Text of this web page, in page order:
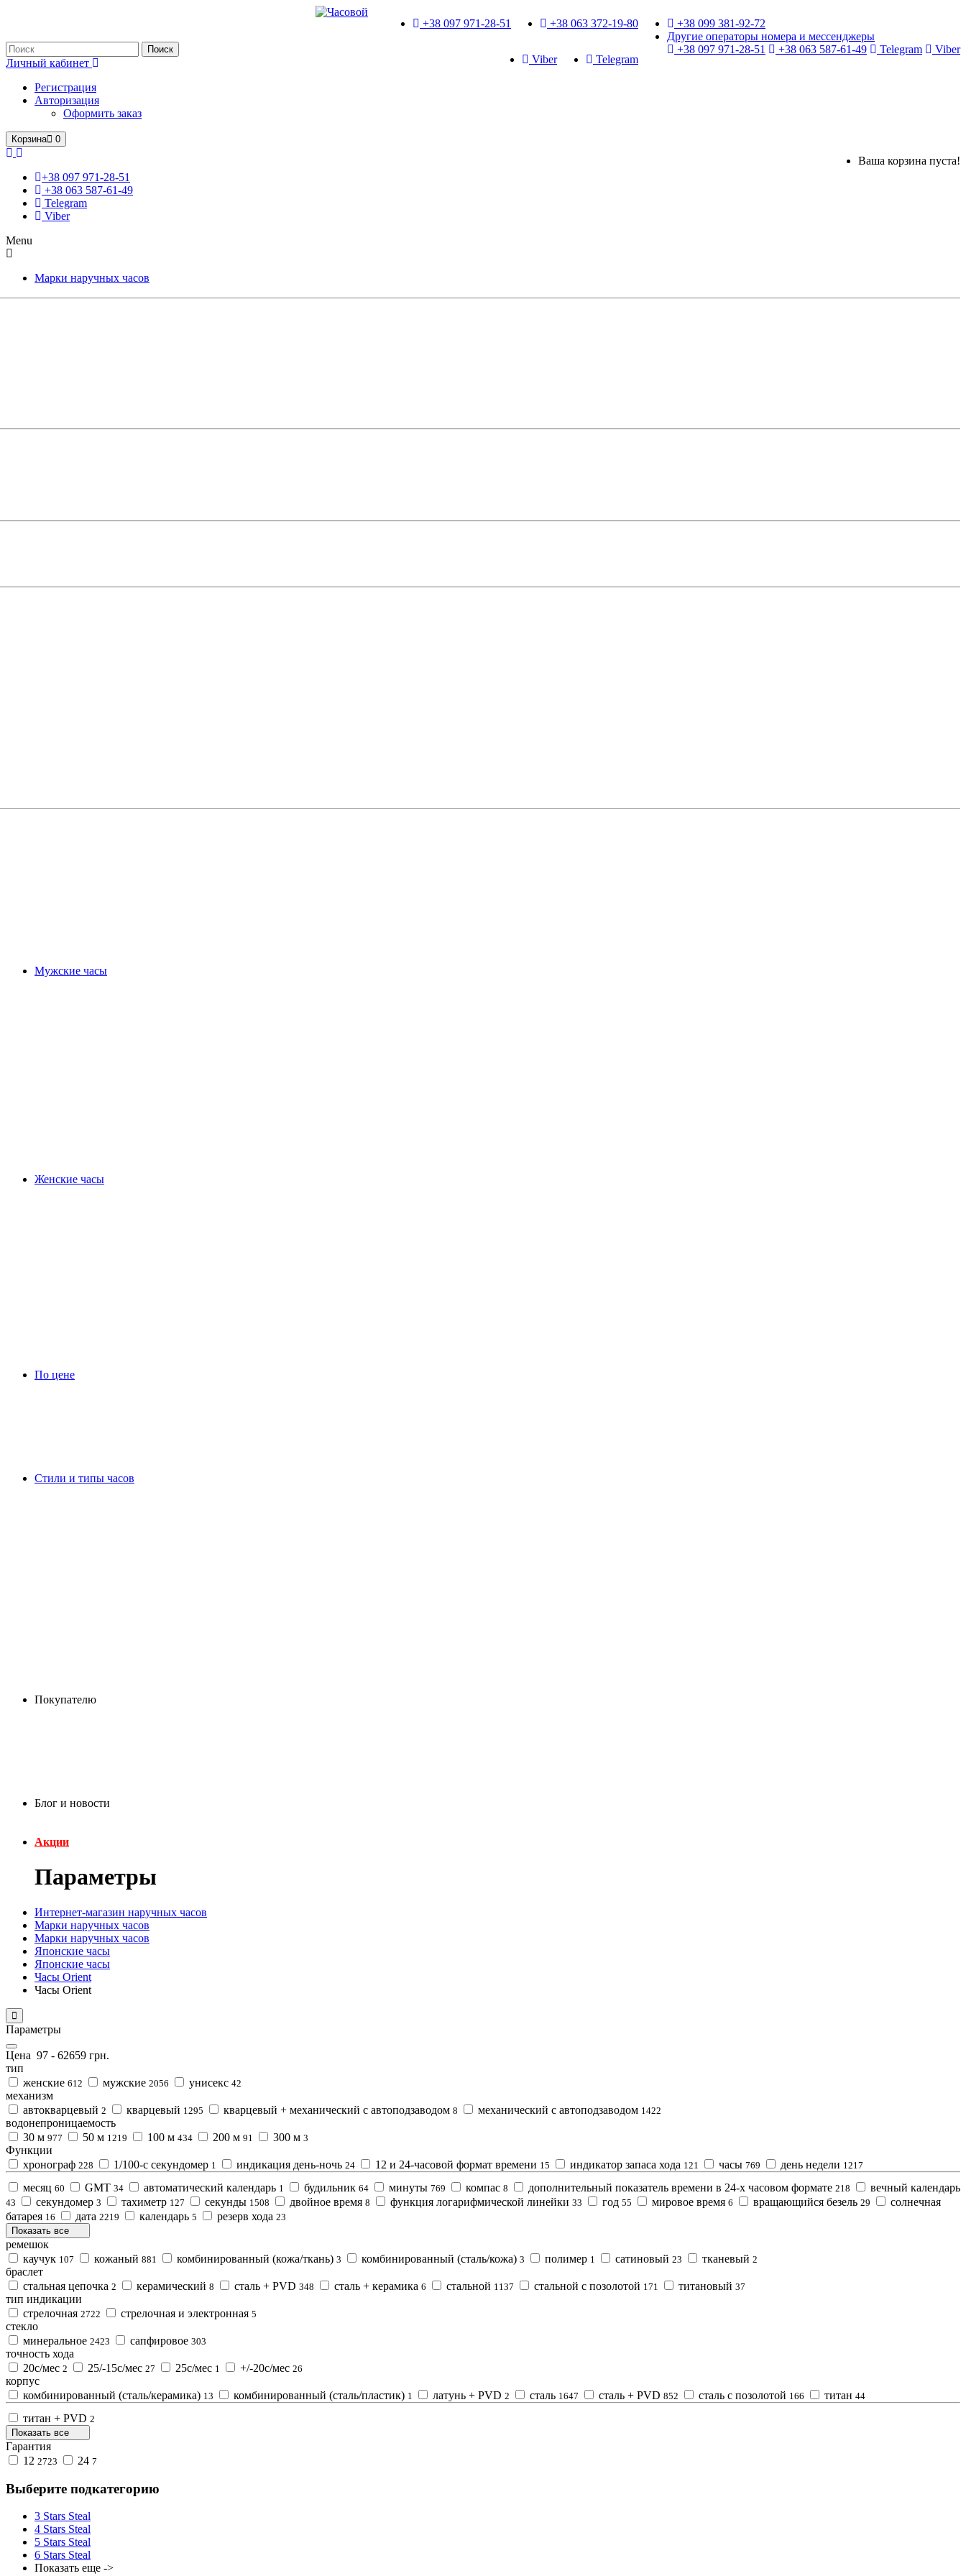
+38 099 381-92-72
Другие операторы номера и мессенджеры
+38 097 971-28-51
+38 063 587-61-49 Telegram Viber
+38 063 372-19-80
+38 097 971-28-51
Telegram
Viber
Поиск
Личный кабинет
Регистрация
Авторизация
Оформить заказ
Корзина 0
Ваша корзина пуста!
+38 097 971-28-51
+38 063 587-61-49
Telegram
Viber
Menu
Марки наручных часов
Мужские часы
Женские часы
По цене
Стили и типы часов
Покупателю
Блог и новости
Акции
Параметры
Интернет-магазин наручных часов
Марки наручных часов
Марки наручных часов
Японские часы
Японские часы
Часы Orient
Часы Orient
Параметры
Цена 97 - 62659 грн.
тип
женские 612 мужские 2056 унисекс 42
механизм
автокварцевый 2 кварцевый 1295 кварцевый + механический с автоподзаводом 8 механический с автоподзаводом 1422
водонепроницаемость
30 м 977 50 м 1219 100 м 434 200 м 91 300 м 3
Функции
хронограф 228 1/100-с секундомер 1 индикация день-ночь 24 12 и 24-часовой формат времени 15 индикатор запаса хода 121 часы 769 день недели 1217
месяц 60 GMT 34 автоматический календарь 1 будильник 64 минуты 769 компас 8 дополнительный показатель времени в 24-х часовом формате 218 вечный календарь
43 секундомер 3 тахиметр 127 секунды 1508 двойное время 8 функция логарифмической линейки 33 год 55 мировое время 6 вращающийся безель 29
солнечная
батарея 16 дата 2219 календарь 5 резерв хода 23
Показать все
ремешок
каучук 107 кожаный 881 комбинированный (кожа/ткань) 3 комбинированный (сталь/кожа) 3 полимер 1 сатиновый 23 тканевый 2
браслет
cтальная цепочка 2 керамический 8 сталь + PVD 348 сталь + керамика 6 стальной 1137 стальной с позолотой 171 титановый 37
тип индикации
стрелочная 2722 стрелочная и электронная 5
стекло
минеральное 2423 сапфировое 303
точность хода
20с/мес 2 25/-15с/мес 27 25с/мес 1 +/-20с/мес 26
корпус
комбинированный (сталь/керамика) 13 комбинированный (сталь/пластик) 1 латунь + PVD 2 сталь 1647 сталь + PVD 852 сталь с позолотой 166 титан 44
титан + PVD 2
Показать все
Гарантия
12 2723 24 7
Выберите подкатегорию
3 Stars Steal
4 Stars Steal
5 Stars Steal
6 Stars Steal
Показать еще ->